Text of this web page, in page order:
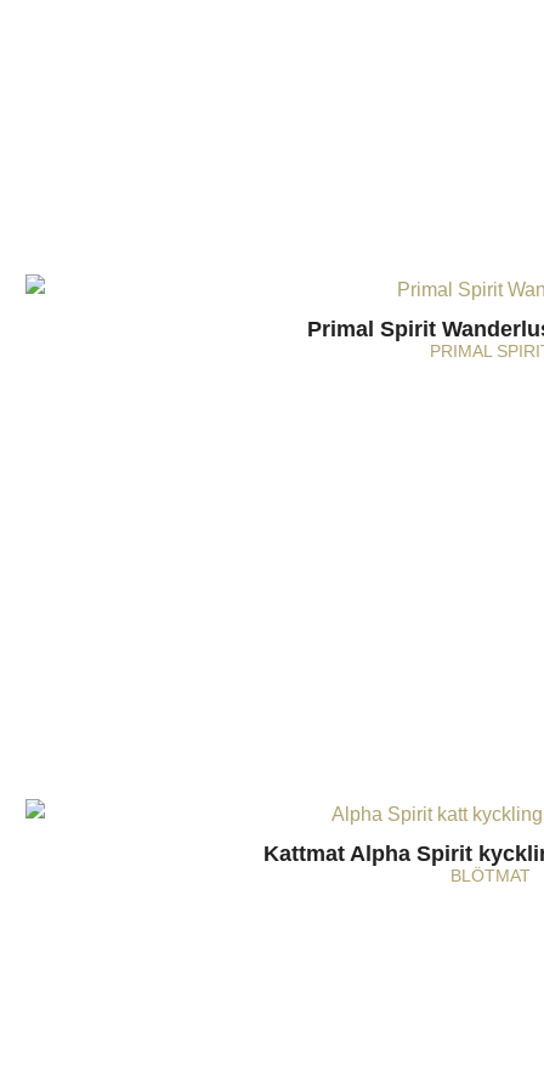
Primal Spirit
PRIMAL
Kattmat Alpha Spirit
BLÖTMAT